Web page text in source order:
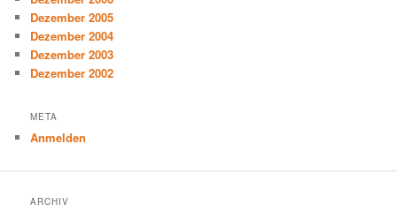
Dezember 2005
Dezember 2004
Dezember 2003
Dezember 2002
META
Anmelden
ARCHIV